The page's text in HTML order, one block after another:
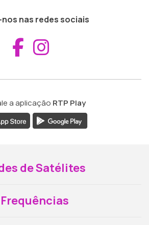
nas redes sociais
Aceder ao
a aplicação RTP Play
de Satélites
Frequências